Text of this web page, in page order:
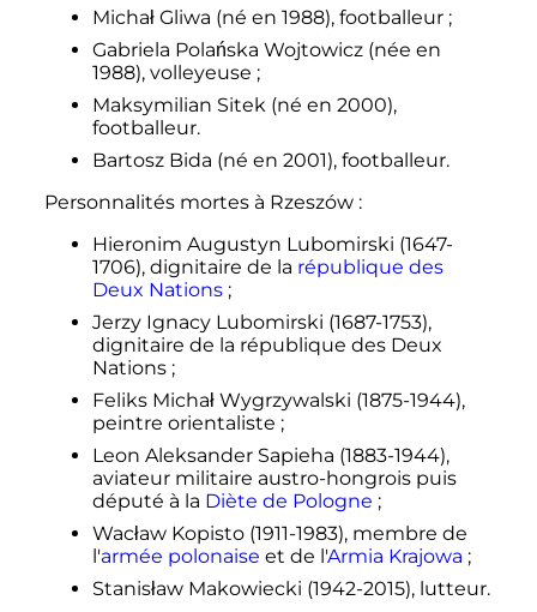
Michał Gliwa (né en 1988), footballeur ;
Gabriela Polańska Wojtowicz (née en
1988), volleyeuse ;
Maksymilian Sitek (né en 2000),
footballeur.
Bartosz Bida (né en 2001), footballeur.
Personnalités mortes à Rzeszów :
Hieronim Augustyn Lubomirski (1647-
1706), dignitaire de la république des
Deux Nations ;
Jerzy Ignacy Lubomirski (1687-1753),
dignitaire de la république des Deux
Nations ;
Feliks Michał Wygrzywalski (1875-1944),
peintre orientaliste ;
Leon Aleksander Sapieha (1883-1944),
aviateur militaire austro-hongrois puis
député à la Diète de Pologne ;
Wacław Kopisto (1911-1983), membre de
l'armée polonaise et de l'Armia Krajowa ;
Stanisław Makowiecki (1942-2015), lutteur.